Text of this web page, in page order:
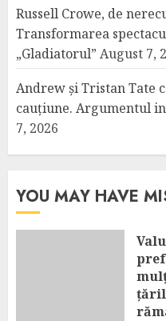
Russell Crowe, de
Transformarea
„Gladiatorul” August 7,
Andrew și Tristan Tate
cauțiune. Argumentul
7, 2026
YOU MAY HAVE